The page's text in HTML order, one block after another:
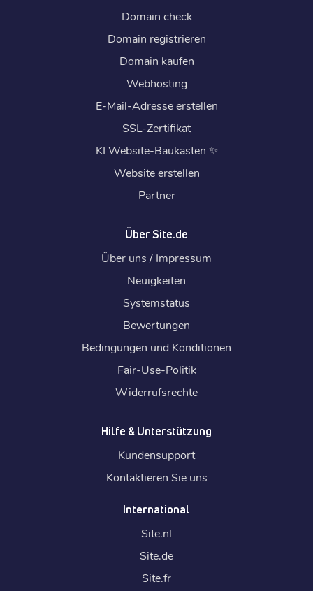
Domain check
Domain registrieren
Domain kaufen
Webhosting
E-Mail-Adresse erstellen
SSL-Zertifikat
KI Website-Baukasten ✨
Website erstellen
Partner
Über Site.de
Über uns / Impressum
Neuigkeiten
Systemstatus
Bewertungen
Bedingungen und Konditionen
Fair-Use-Politik
Widerrufsrechte
Hilfe & Unterstützung
Kundensupport
Kontaktieren Sie uns
International
Site.nl
Site.de
Site.fr